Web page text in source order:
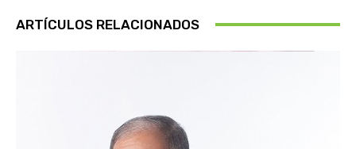
ARTÍCULOS RELACIONADOS